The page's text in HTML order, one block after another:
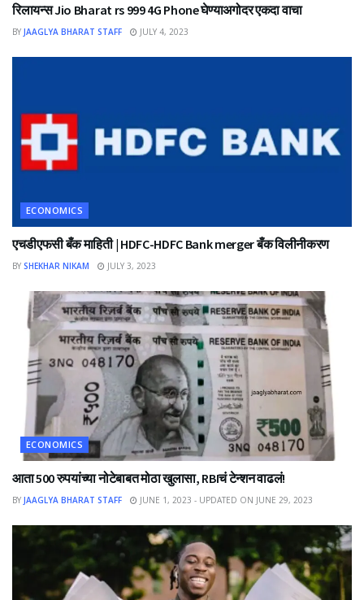
रिलायन्स Jio Bharat rs 999 4G Phone घेण्याअगोदर एकदा वाचा
BY JAAGLYA BHARAT STAFF JULY 4, 2023
ECONOMICS
एचडीएफसी बँक माहिती | HDFC-HDFC Bank merger बँक विलीनीकरण
BY SHEKHAR NIKAM JULY 3, 2023
ECONOMICS
आता 500 रुपयांच्या नोटेबाबत मोठा खुलासा, RBIचं टेन्शन वाढलं!
BY JAAGLYA BHARAT STAFF JUNE 1, 2023 - UPDATED ON JUNE 29, 2023